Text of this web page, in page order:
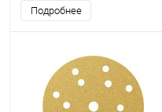
Подробнее